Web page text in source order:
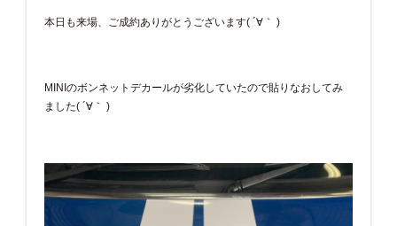
本日も来場、ご成約ありがとうございます( ´∀｀ )
MINIのボンネットデカールが劣化していたので貼りなおしてみ
ました( ´∀｀ )